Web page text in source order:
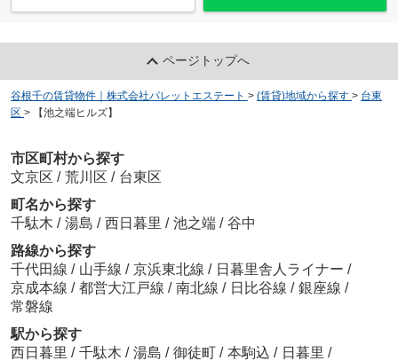
ページトップへ
谷根千の賃貸物件｜株式会社パレットエステート > (賃貸)地域から探す > 台東
区 > 【池之端ヒルズ】
市区町村から探す
文京区 / 荒川区 / 台東区
町名から探す
千駄木 / 湯島 / 西日暮里 / 池之端 / 谷中
路線から探す
千代田線 / 山手線 / 京浜東北線 / 日暮里舎人ライナー /
京成本線 / 都営大江戸線 / 南北線 / 日比谷線 / 銀座線 /
常磐線
駅から探す
西日暮里 / 千駄木 / 湯島 / 御徒町 / 本駒込 / 日暮里 /